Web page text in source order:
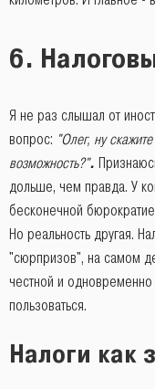
6.
Я не раз слышал от
вопрос: "Олег, ну
возможность?".
дольше, чем правда. У
бесконечной
Но реальность другая.
"сюрпризов", на самом
честной и
пользоваться.
Налоги как